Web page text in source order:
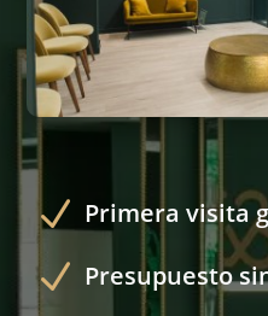
N Primera visita
N Presupuesto